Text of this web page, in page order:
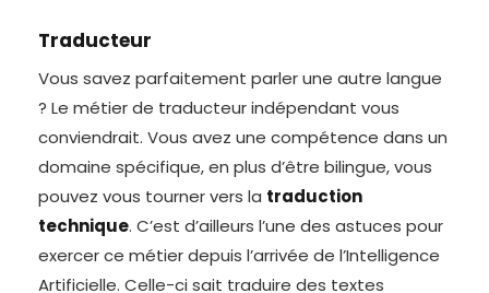
Traducteur
Vous savez parfaitement parler une autre langue
? Le métier de traducteur indépendant vous
conviendrait. Vous avez une compétence dans un
domaine spécifique, en plus d’être bilingue, vous
pouvez vous tourner vers la traduction
technique. C’est d’ailleurs l’une des astuces pour
exercer ce métier depuis l’arrivée de l’Intelligence
Artificielle. Celle-ci sait traduire des textes